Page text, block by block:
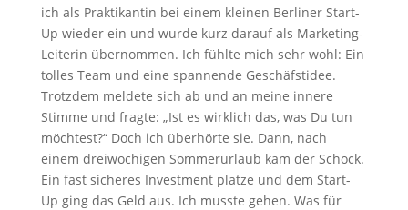
ich als Praktikantin bei einem kleinen Berliner Start-
Up wieder ein und wurde kurz darauf als Marketing-
Leiterin übernommen. Ich fühlte mich sehr wohl: Ein
tolles Team und eine spannende Geschäfstidee.
Trotzdem meldete sich ab und an meine innere
Stimme und fragte: „Ist es wirklich das, was Du tun
möchtest?“ Doch ich überhörte sie. Dann, nach
einem dreiwöchigen Sommerurlaub kam der Schock.
Ein fast sicheres Investment platze und dem Start-
Up ging das Geld aus. Ich musste gehen. Was für